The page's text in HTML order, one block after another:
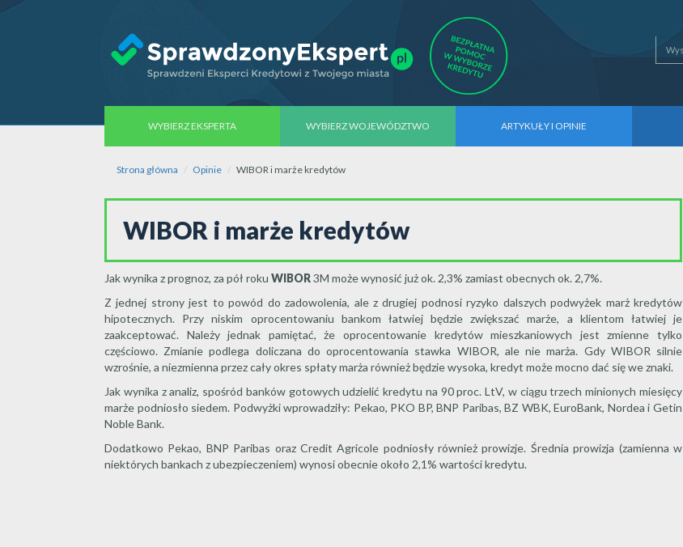
WYBIERZ EKSPERTA WYBIERZ WOJEWÓDZTWO ARTYKUŁY I OPINIE
Strona główna Opinie WIBOR i marże kredytów
WIBOR i marże kredytów
Jak wynika z prognoz, za pół roku WIBOR3M może wynosić już ok. 2,3% zamiast obecnych ok. 2,7%.
Z jednej strony jest to powód do zadowolenia, ale z drugiej podnosi ryzyko dalszych podwyżek marż kredytów
hipotecznych. Przy niskim oprocentowaniu bankom łatwiej będzie zwiększać marże, a klientom łatwiej je
zaakceptować. Należy jednak pamiętać, że oprocentowanie kredytów mieszkaniowych jest zmienne tylko
częściowo. Zmianie podlega doliczana do oprocentowania stawka WIBOR, ale nie marża. Gdy WIBOR silnie
wzrośnie, a niezmienna przez cały okres spłaty marża również będzie wysoka, kredyt może mocno dać się we znaki.
Jak wynika z analiz, spośród banków gotowych udzielić kredytu na 90 proc. LtV, w ciągu trzech minionych miesięcy
marże podniosło siedem. Podwyżki wprowadziły: Pekao, PKO BP, BNP Paribas, BZ WBK, EuroBank, Nordea i Getin
Noble Bank.
Dodatkowo Pekao, BNP Paribas oraz Credit Agricole podniosły również prowizje. Średnia prowizja (zamienna w
niektórych bankach z ubezpieczeniem) wynosi obecnie około 2,1% wartości kredytu.